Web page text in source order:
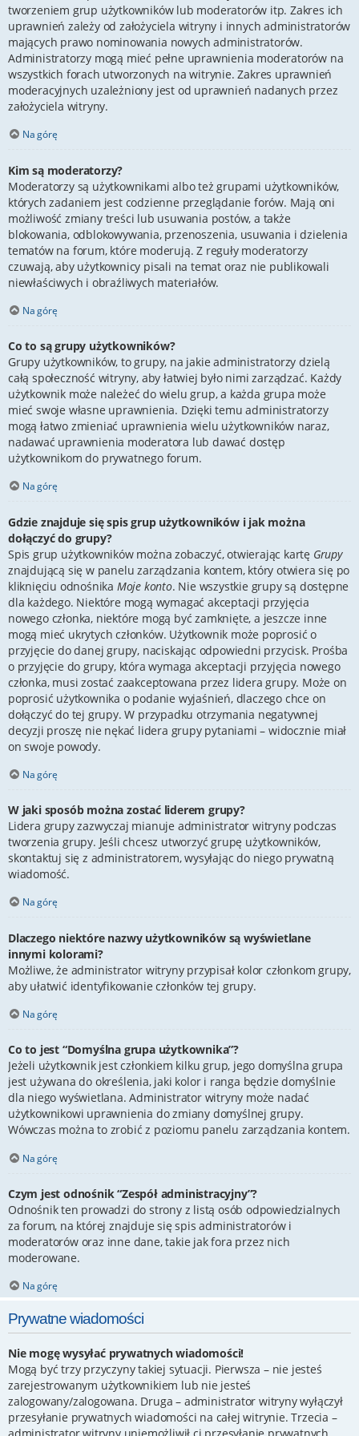
tworzeniem grup użytkowników lub moderatorów itp. Zakres ich
uprawnień zależy od założyciela witryny i innych administratorów
mających prawo nominowania nowych administratorów.
Administratorzy mogą mieć pełne uprawnienia moderatorów na
wszystkich forach utworzonych na witrynie. Zakres uprawnień
moderacyjnych uzależniony jest od uprawnień nadanych przez
założyciela witryny.
Na górę
Kim są moderatorzy?
Moderatorzy są użytkownikami albo też grupami użytkowników,
których zadaniem jest codzienne przeglądanie forów. Mają oni
możliwość zmiany treści lub usuwania postów, a także
blokowania, odblokowywania, przenoszenia, usuwania i dzielenia
tematów na forum, które moderują. Z reguły moderatorzy
czuwają, aby użytkownicy pisali na temat oraz nie publikowali
niewłaściwych i obraźliwych materiałów.
Na górę
Co to są grupy użytkowników?
Grupy użytkowników, to grupy, na jakie administratorzy dzielą
całą społeczność witryny, aby łatwiej było nimi zarządzać. Każdy
użytkownik może należeć do wielu grup, a każda grupa może
mieć swoje własne uprawnienia. Dzięki temu administratorzy
mogą łatwo zmieniać uprawnienia wielu użytkowników naraz,
nadawać uprawnienia moderatora lub dawać dostęp
użytkownikom do prywatnego forum.
Na górę
Gdzie znajduje się spis grup użytkowników i jak można
dołączyć do grupy?
Spis grup użytkowników można zobaczyć, otwierając kartę Grupy
znajdującą się w panelu zarządzania kontem, który otwiera się po
kliknięciu odnośnika Moje konto. Nie wszystkie grupy są dostępne
dla każdego. Niektóre mogą wymagać akceptacji przyjęcia
nowego członka, niektóre mogą być zamknięte, a jeszcze inne
mogą mieć ukrytych członków. Użytkownik może poprosić o
przyjęcie do danej grupy, naciskając odpowiedni przycisk. Prośba
o przyjęcie do grupy, która wymaga akceptacji przyjęcia nowego
członka, musi zostać zaakceptowana przez lidera grupy. Może on
poprosić użytkownika o podanie wyjaśnień, dlaczego chce on
dołączyć do tej grupy. W przypadku otrzymania negatywnej
decyzji proszę nie nękać lidera grupy pytaniami – widocznie miał
on swoje powody.
Na górę
W jaki sposób można zostać liderem grupy?
Lidera grupy zazwyczaj mianuje administrator witryny podczas
tworzenia grupy. Jeśli chcesz utworzyć grupę użytkowników,
skontaktuj się z administratorem, wysyłając do niego prywatną
wiadomość.
Na górę
Dlaczego niektóre nazwy użytkowników są wyświetlane
innymi kolorami?
Możliwe, że administrator witryny przypisał kolor członkom grupy,
aby ułatwić identyfikowanie członków tej grupy.
Na górę
Co to jest “Domyślna grupa użytkownika”?
Jeżeli użytkownik jest członkiem kilku grup, jego domyślna grupa
jest używana do określenia, jaki kolor i ranga będzie domyślnie
dla niego wyświetlana. Administrator witryny może nadać
użytkownikowi uprawnienia do zmiany domyślnej grupy.
Wówczas można to zrobić z poziomu panelu zarządzania kontem.
Na górę
Czym jest odnośnik “Zespół administracyjny”?
Odnośnik ten prowadzi do strony z listą osób odpowiedzialnych
za forum, na której znajduje się spis administratorów i
moderatorów oraz inne dane, takie jak fora przez nich
moderowane.
Na górę
Prywatne wiadomości
Nie mogę wysyłać prywatnych wiadomości!
Mogą być trzy przyczyny takiej sytuacji. Pierwsza – nie jesteś
zarejestrowanym użytkownikiem lub nie jesteś
zalogowany/zalogowana. Druga – administrator witryny wyłączył
przesyłanie prywatnych wiadomości na całej witrynie. Trzecia –